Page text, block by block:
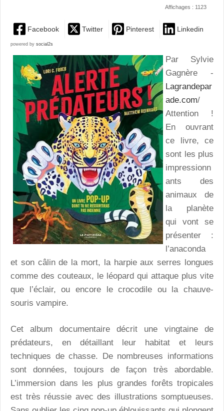
Affichages : 1123
Facebook Twitter Pinterest Linkedin
powered by social2s
Par Sylvie
Gagnère -
Lagrandepar
ade.com/
Attention !
En ouvrant
ce livre, ce
sont les plus
impressionn
ants des
animaux de
la planète
qui vont se
présenter :
l’anaconda
et son câlin de la mort, la harpie aux serres longues
comme des couteaux, le léopard qui attaque plus vite
que l’éclair, ou encore le crocodile ou la chauve-
souris vampire.
Cet album documentaire décrit une vingtaine de
prédateurs, en détaillant leur habitat et leurs
techniques de chasse. De nombreuses informations
sont données, toujours de façon très abordable.
L’immersion dans les plus grandes forêts tropicales
est très réussie avec des illustrations somptueuses.